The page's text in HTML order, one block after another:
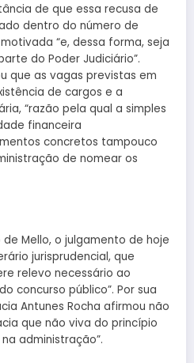
de que essa recusa de
dentro do número de
“e, dessa forma, seja
do Poder Judiciário”.
que as vagas previstas em
de cargos e a
“razão pela qual a simples
financeira
concretos tampouco
de nomear os
Mello, o julgamento de hoje
jurisprudencial, que
relevo necessário ao
concurso público”. Por sua
Antunes Rocha afirmou não
que não viva do princípio
administração”.